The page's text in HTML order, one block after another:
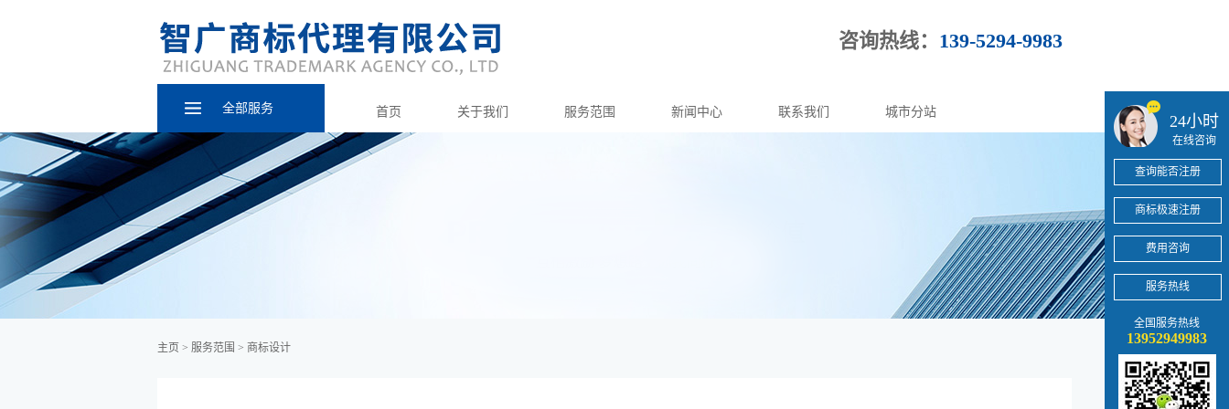
咨询热线： 139-5294-9983
首页 关于我们 服务范围 新闻中心 联系我们 城市分站
全部服务
主页 > 服务范围 > 商标设计
24小时
在线咨询
查询能否注册
商标极速注册
费用咨询
服务热线
全国服务热线
13952949983